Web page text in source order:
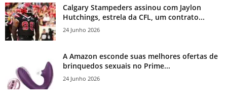
Calgary Stampeders assinou com Jaylon
Hutchings, estrela da CFL, um contrato...
24 Junho 2026
A Amazon esconde suas melhores ofertas de
brinquedos sexuais no Prime...
24 Junho 2026